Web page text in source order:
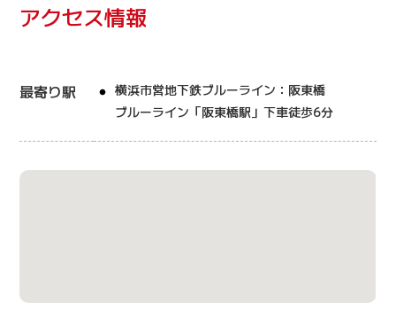
アクセス情報
最寄り駅
横浜市営地下鉄ブルーライン：阪東橋
ブルーライン「阪東橋駅」下車徒歩6分